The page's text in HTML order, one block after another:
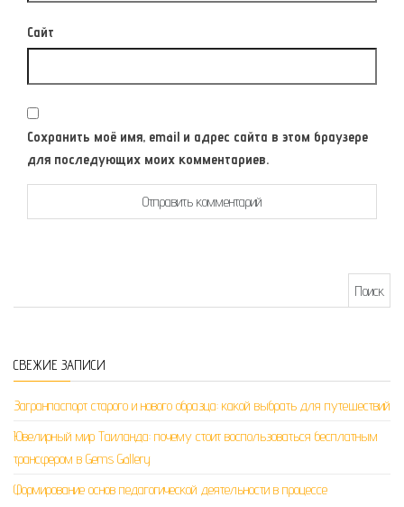
Сайт
Сохранить моё имя, email и адрес сайта в этом браузере
для последующих моих комментариев.
СВЕЖИЕ ЗАПИСИ
Загранпаспорт старого и нового образца: какой выбрать для путешествий
Ювелирный мир Таиланда: почему стоит воспользоваться бесплатным
трансфером в Gems Gallery
Формирование основ педагогической деятельности в процессе